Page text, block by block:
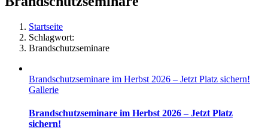
Startseite
Schlagwort:
Brandschutzseminare
Brandschutzseminare im Herbst 2026 – Jetzt Platz sichern!
Gallerie
Brandschutzseminare im Herbst 2026 – Jetzt Platz
sichern!